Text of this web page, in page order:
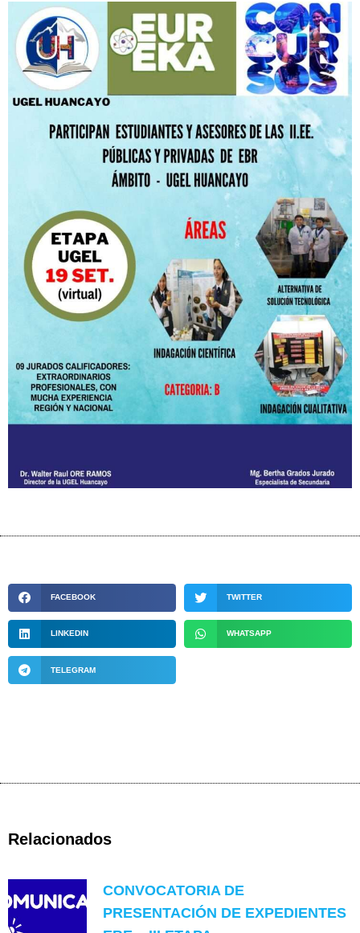
FACEBOOK TWITTER
LINKEDIN WHATSAPP
TELEGRAM
Relacionados
CONVOCATORIA DE
PRESENTACIÓN DE EXPEDIENTES